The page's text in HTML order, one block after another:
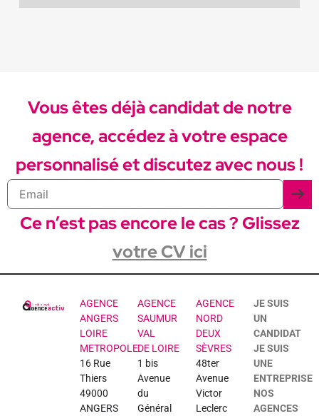
Vous êtes déjà candidat de notre
agence, accédez à votre espace
personnalisé et discutez avec nous !
Ce n’est pas encore le cas ? Glissez
votre CV ici
AGENCE
ANGERS
LOIRE
METROPOLE
16 Rue
Thiers
49000
ANGERS
AGENCE
SAUMUR
VAL
DE LOIRE
1 bis
Avenue
du
Général
AGENCE
NORD
DEUX
SÈVRES
48ter
Avenue
Victor
Leclerc
JE SUIS
UN
CANDIDAT
JE SUIS
UNE
ENTREPRISE
NOS
AGENCES